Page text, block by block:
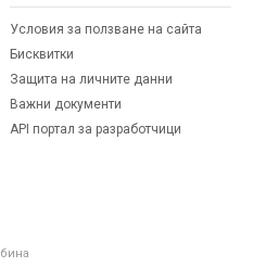
Условия за ползване на сайта
Бисквитки
Защита на личните данни
Важни документи
API портал за разработчици